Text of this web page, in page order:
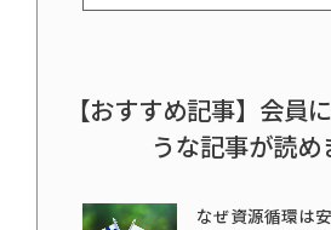
【おすすめ記事】会員
うな記事が読め
なぜ資源循環は